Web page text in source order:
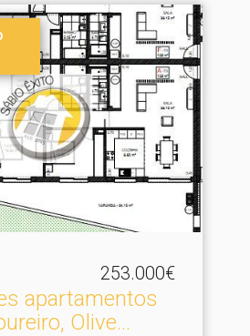
253.000€
apartamentos
Olive.​..